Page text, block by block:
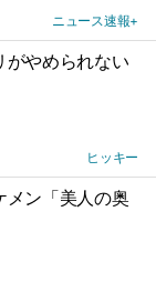
ニュース速報+
がやめられない
ヒッキー
メン「美人の奥